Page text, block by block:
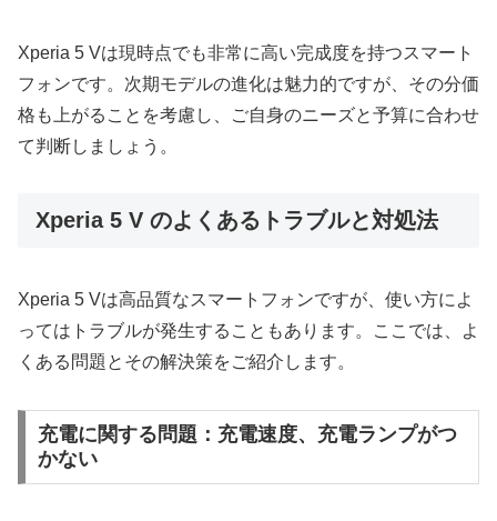
Xperia 5 Vは現時点でも非常に高い完成度を持つスマート
フォンです。次期モデルの進化は魅力的ですが、その分価
格も上がることを考慮し、ご自身のニーズと予算に合わせ
て判断しましょう。
Xperia 5 V のよくあるトラブルと対処法
Xperia 5 Vは高品質なスマートフォンですが、使い方によ
ってはトラブルが発生することもあります。ここでは、よ
くある問題とその解決策をご紹介します。
充電に関する問題：充電速度、充電ランプがつ
かない